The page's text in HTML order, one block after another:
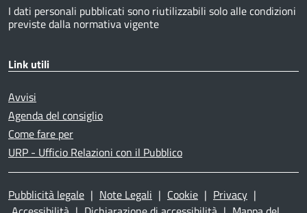
I dati personali pubblicati sono riutilizzabili solo alle condizioni
previste dalla normativa vigente
Link utili
Avvisi
Agenda del consiglio
Come fare per
URP - Ufficio Relazioni con il Pubblico
Pubblicità legale | Note Legali | Cookie | Privacy |